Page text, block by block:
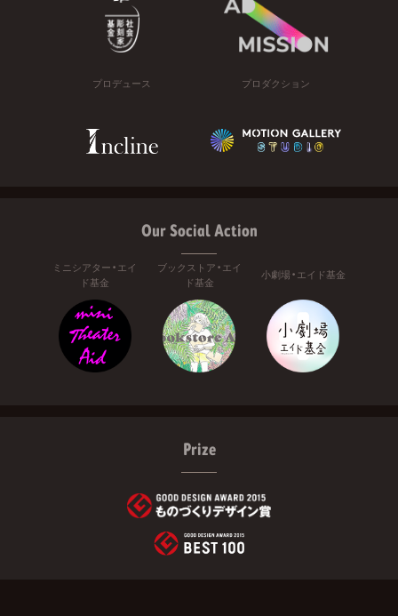
プロデュース プロダクション
Our Social Action
ミニシアター・エイ
ド基金
ブックストア・エイ
ド基金
小劇場・エイド基金
Prize